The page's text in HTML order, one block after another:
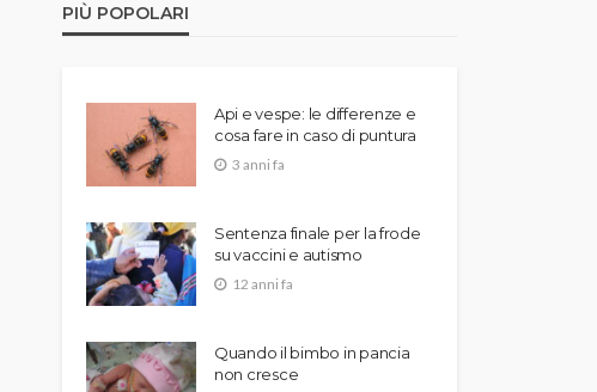
PIÙ POPOLARI
Api e vespe: le differenze e
cosa fare in caso di puntura
3 anni fa
Sentenza finale per la frode
su vaccini e autismo
12 anni fa
Quando il bimbo in pancia
non cresce